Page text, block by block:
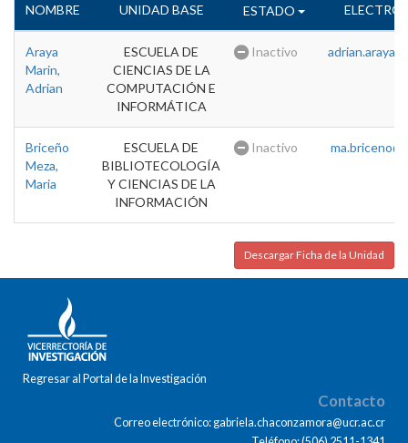
NOMBRE UNIDAD BASE ESTADO
Araya
Marin,
Adrian
ESCUELA DE
CIENCIAS DE LA
COMPUTACIÓN E
INFORMÁTICA
Inactivo
Briceño
Meza,
Maria
ESCUELA DE
BIBLIOTECOLOGÍA
Y CIENCIAS DE LA
INFORMACIÓN
Inactivo
Descargar Ficha de la Unidad
Regresar al Portal de la Investigación
Contacto
Correo electrónico: gabriela.chaconzamora@ucr.ac.cr